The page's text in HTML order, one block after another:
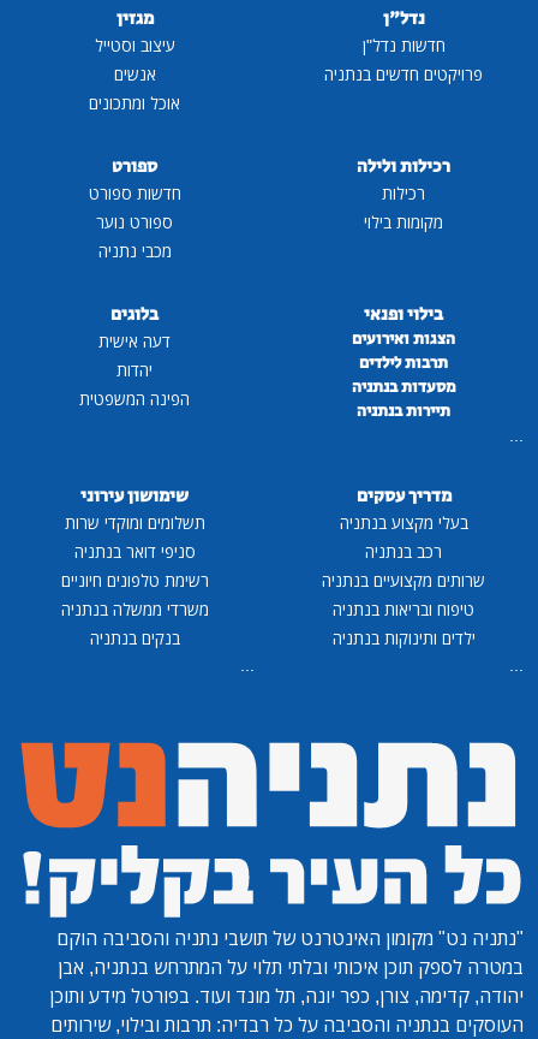
נדל"ן
חדשות נדל"ן
פרויקטים חדשים בנתניה
מגזין
עיצוב וסטייל
אנשים
אוכל ומתכונים
רכילות ולילה
רכילות
מקומות בילוי
ספורט
חדשות ספורט
ספורט נוער
מכבי נתניה
בילוי ופנאי
הצגות ואירועים
תרבות לילדים
מסעדות בנתניה
תיירות בנתניה
בלוגים
דעה אישית
יהדות
הפינה המשפטית
מדריך עסקים
בעלי מקצוע בנתניה
רכב בנתניה
שרותים מקצועיים בנתניה
טיפוח ובריאות בנתניה
ילדים ותינוקות בנתניה
שימושון עירוני
תשלומים ומוקדי שרות
סניפי דואר בנתניה
רשימת טלפונים חיוניים
משרדי ממשלה בנתניה
בנקים בנתניה
"נתניה נט" מקומון האינטרנט של תושבי נתניה והסביבה הוקם
במטרה לספק תוכן איכותי ובלתי תלוי על המתרחש בנתניה, אבן
יהודה, קדימה, צורן, כפר יונה, תל מונד ועוד. בפורטל מידע ותוכן
העוסקים בנתניה והסביבה על כל רבדיה: תרבות ובילוי, שירותים